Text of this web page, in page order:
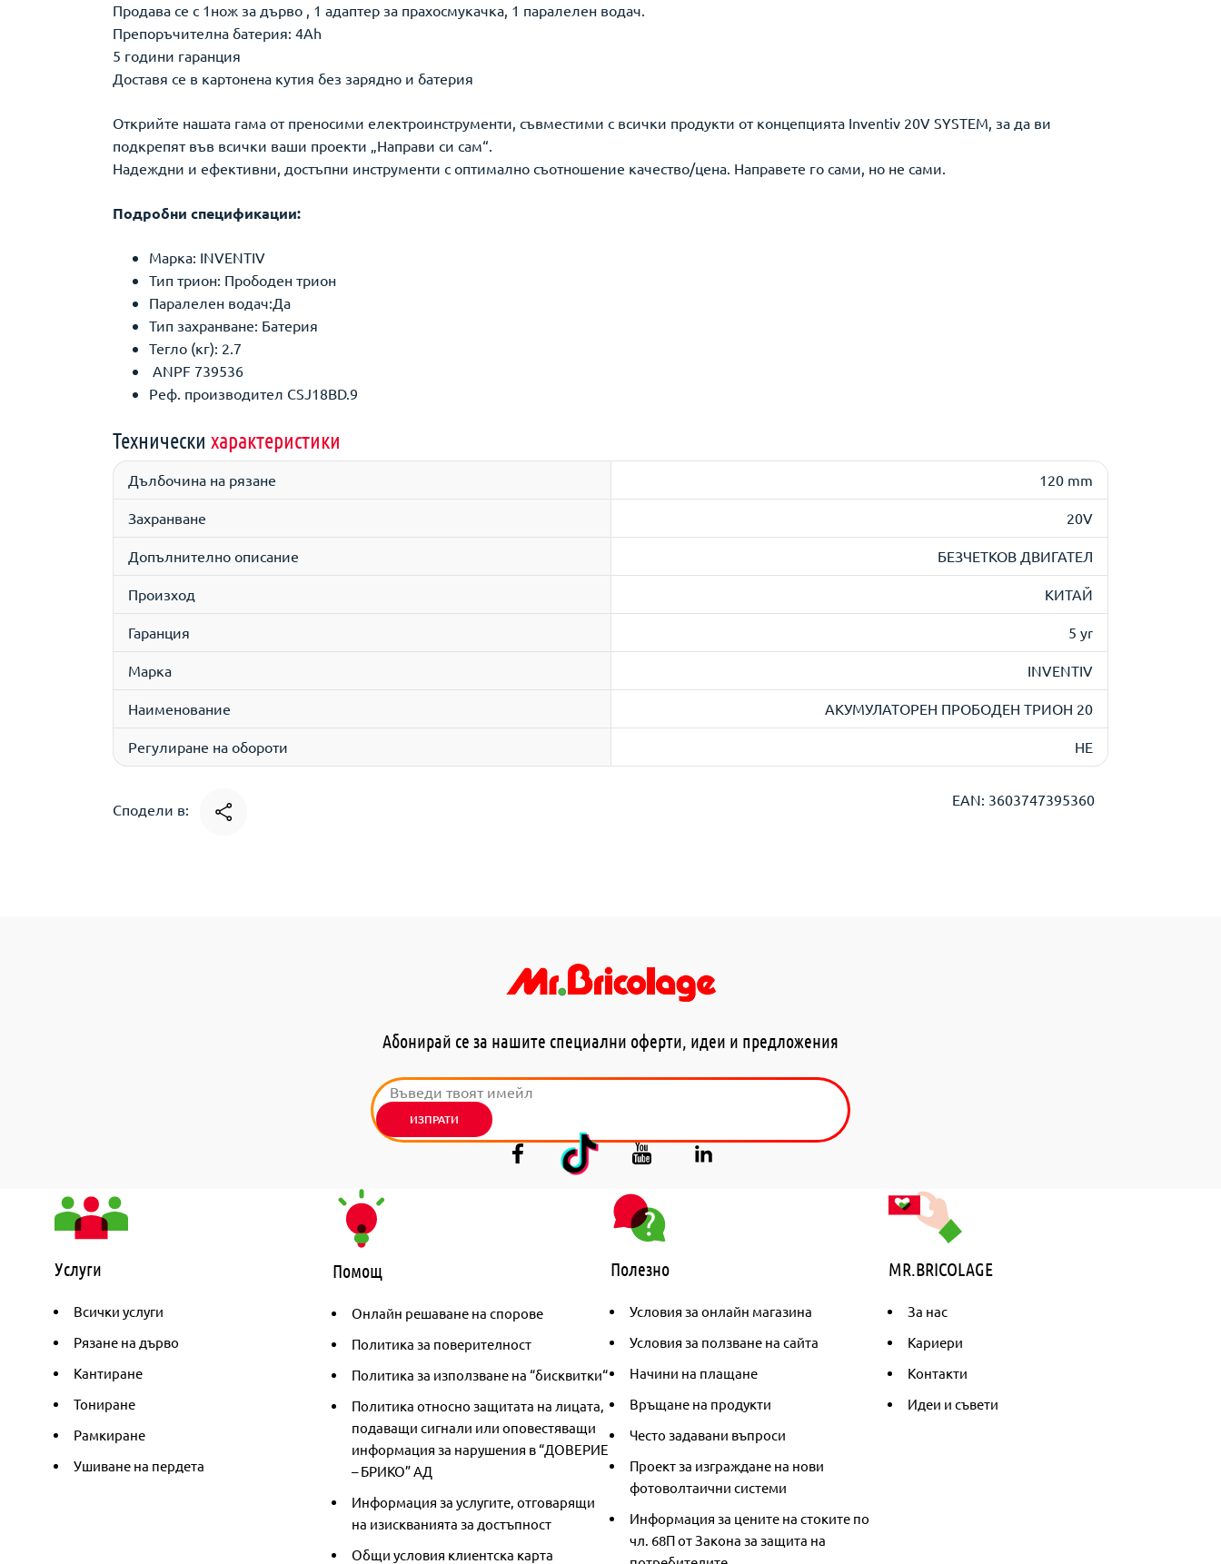
Продава се с 1нож за дърво , 1 адаптер за прахосмукачка, 1 паралелен водач.
Препоръчителна батерия: 4Ah
5 години гаранция
Доставя се в картонена кутия без зарядно и батерия
Открийте нашата гама от преносими електроинструменти, съвместими с всички продукти от концепцията Inventiv 20V SYSTEM, за да ви
подкрепят във всички ваши проекти „Направи си сам“.
Надеждни и ефективни, достъпни инструменти с оптимално съотношение качество/цена. Направете го сами, но не сами.
Подробни спецификации:
Марка: INVENTIV
Тип трион: Прободен трион
Паралелен водач:Да
Тип захранване: Батерия
Тегло (кг): 2.7
ANPF 739536
Реф. производител CSJ18BD.9
Технически характеристики
Дълбочина на рязане 120 mm
Захранване 20V
Допълнително описание БЕЗЧЕТКОВ ДВИГАТЕЛ
Произход КИТАЙ
Гаранция 5 yr
Марка INVENTIV
Наименование АКУМУЛАТОРЕН ПРОБОДЕН ТРИОН 20
Регулиране на обороти НЕ
Сподели в:
EAN: 3603747395360
Абонирай се за нашите специални оферти, идеи и предложения
ИЗПРАТИ
Услуги
Всички услуги
Рязане на дърво
Кантиране
Тониране
Рамкиране
Ушиване на пердета
Помощ
Онлайн решаване на спорове
Политика за поверителност
Политика за използване на “бисквитки“
Политика относно защитата на лицата,
подаващи сигнали или оповестяващи
информация за нарушения в “ДОВЕРИЕ
– БРИКО” АД
Информация за услугите, отговарящи
на изискванията за достъпност
Общи условия клиентска карта
Полезно
Условия за онлайн магазина
Условия за ползване на сайта
Начини на плащане
Връщане на продукти
Често задавани въпроси
Проект за изграждане на нови
фотоволтаични системи
Информация за цените на стоките по
чл. 68П от Закона за защита на
MR.BRICOLAGE
За нас
Кариери
Контакти
Идеи и съвети